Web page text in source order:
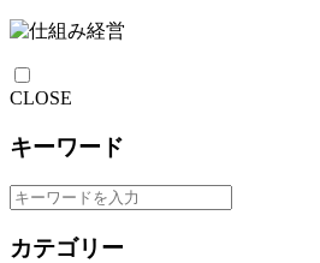
CLOSE
キーワード
カテゴリー